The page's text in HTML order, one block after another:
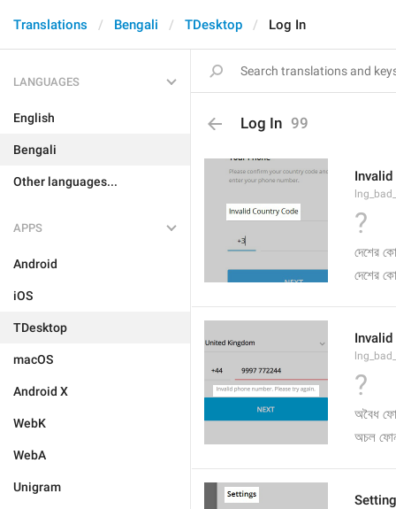
Translations Bengali TDesktop Log In
LANGUAGES
English
Bengali
Other languages...
APPS
Android
iOS
TDesktop
macOS
Android X
WebK
WebA
Unigram
Log In 99
?
দেশের
দেশের
?
অবৈধ
অচল